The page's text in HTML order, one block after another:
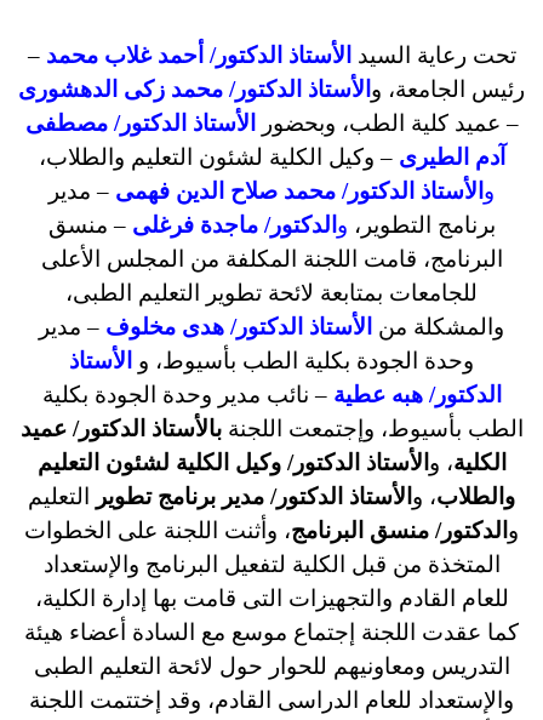
تحت رعاية السيد الأستاذ الدكتور/ أحمد غلاب محمد –
رئيس الجامعة، و الأستاذ الدكتور/ محمد زكى الدهشورى
– عميد كلية الطب، وبحضور
الأستاذ الدكتور/ مصطفى
آدم الطيرى – وكيل الكلية لشئون التعليم والطلاب،
و الأستاذ الدكتور/ محمد صلاح الدين فهمى – مدير
برنامج التطوير، و الدكتور/ ماجدة فرغلى – منسق
البرنامج، قامت اللجنة المكلفة من المجلس الأعلى
للجامعات بمتابعة لائحة تطوير التعليم الطبى،
والمشكلة من الأستاذ الدكتور/ هدى مخلوف – مدير
وحدة الجودة بكلية الطب بأسيوط، و الأستاذ
الدكتور/ هبه عطية – نائب مدير وحدة الجودة بكلية
الطب بأسيوط، وإجتمعت اللجنةبالأستاذ الدكتور/ عميد
الكلية، و الأستاذ الدكتور/ وكيل الكلية لشئون التعليم
والطلاب، و الأستاذ الدكتور/ مدير برنامج تطوير
التعليم
و الدكتور/ منسق البرنامج، وأثنت اللجنة على الخطوات
المتخذة من قبل الكلية لتفعيل البرنامج والإستعداد
للعام القادم والتجهيزات التى قامت بها إدارة الكلية،
كما عقدت اللجنة إجتماع موسع مع السادة أعضاء هيئة
التدريس ومعاونيهم للحوار حول لائحة التعليم الطبى
والإستعداد للعام الدراسى القادم، وقد إختتمت اللجنة